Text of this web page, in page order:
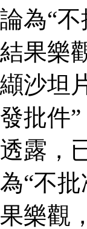
論為“
結果樂
纈沙坦
發批件
透露，
為“不
果樂觀